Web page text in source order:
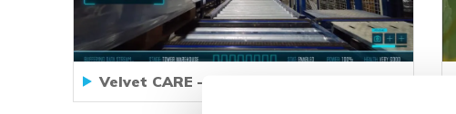
Velvet CARE – Automated Warehouse